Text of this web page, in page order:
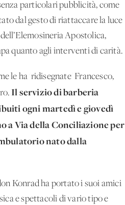
particolari pubblicità, come
dal gesto di riattaccare la luce
Apostolica,
quanto agli interventi di carità.
le ha 'ridisegnate' Francesco,
Il servizio di barberia
ogni martedì e giovedì
a Via della Conciliazione per
nato dalla
Konrad ha portato i suoi amici
e spettacoli di vario tipo e